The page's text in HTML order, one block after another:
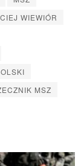
WIEWIÓR
MSZ